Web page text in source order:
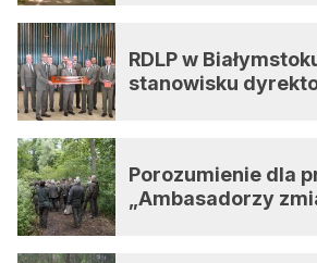
RDLP w
stanowisku
Porozumienie dla
„Ambasadorzy